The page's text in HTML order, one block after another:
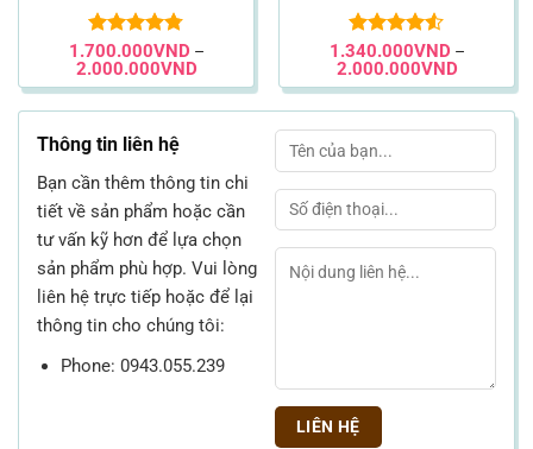
Được xếp
hạng4.77
5 sao
1.700.000VND –
2.000.000VNDKhoảng
từ
1.700.000VND
2.000.000VND
Được xếp
hạng4.52
5 sao
1.340.000VND –
2.000.000VNDKhoảng
từ
đến
Thông tin liên hệ
Bạn cần thêm thông tin chi
tiết về sản phẩm hoặc cần
tư vấn kỹ hơn để lựa chọn
sản phẩm phù hợp. Vui lòng
liên hệ trực tiếp hoặc để lại
thông tin cho chúng tôi:
Phone: 0943.055.239